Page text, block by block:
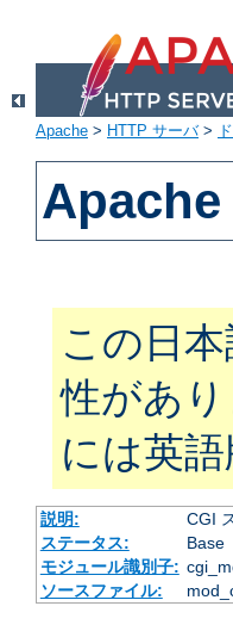
Apache > HTTP サーバ>
この日
性があ
には英
説明:
CGI
ステータス:
Base
モジュール識別子:
ソースファイル: